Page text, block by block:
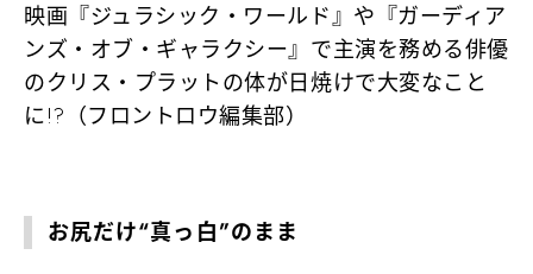
映画『ジュラシック・ワールド』や『ガーディア
ンズ・オブ・ギャラクシー』で主演を務める俳優
のクリス・プラットの体が日焼けで大変なこと
に!?（フロントロウ編集部）
お尻だけ“真っ白”のまま